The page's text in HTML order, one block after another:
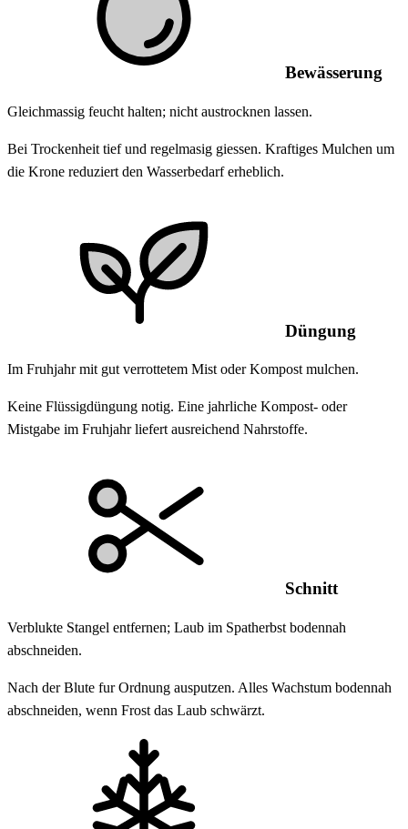
Bewässerung
Gleichmassig feucht halten; nicht austrocknen lassen.
Bei Trockenheit tief und regelmasig giessen. Kraftiges Mulchen um
die Krone reduziert den Wasserbedarf erheblich.
Düngung
Im Fruhjahr mit gut verrottetem Mist oder Kompost mulchen.
Keine Flüssigdüngung notig. Eine jahrliche Kompost- oder
Mistgabe im Fruhjahr liefert ausreichend Nahrstoffe.
Schnitt
Verblukte Stangel entfernen; Laub im Spatherbst bodennah
abschneiden.
Nach der Blute fur Ordnung ausputzen. Alles Wachstum bodennah
abschneiden, wenn Frost das Laub schwärzt.